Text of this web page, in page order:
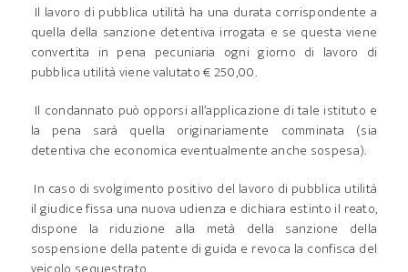
Il lavoro di pubblica utilità ha una durata corrispondente a
quella della sanzione detentiva irrogata e se questa viene
convertita in pena pecuniaria ogni giorno di lavoro di
pubblica utilità viene valutato € 250,00.
Il condannato può opporsi all’applicazione di tale istituto e
la pena sarà quella originariamente comminata (sia
detentiva che economica eventualmente anche sospesa).
In caso di svolgimento positivo del lavoro di pubblica utilità
il giudice fissa una nuova udienza e dichiara estinto il reato,
dispone la riduzione alla metà della sanzione della
sospensione della patente di guida e revoca la confisca del